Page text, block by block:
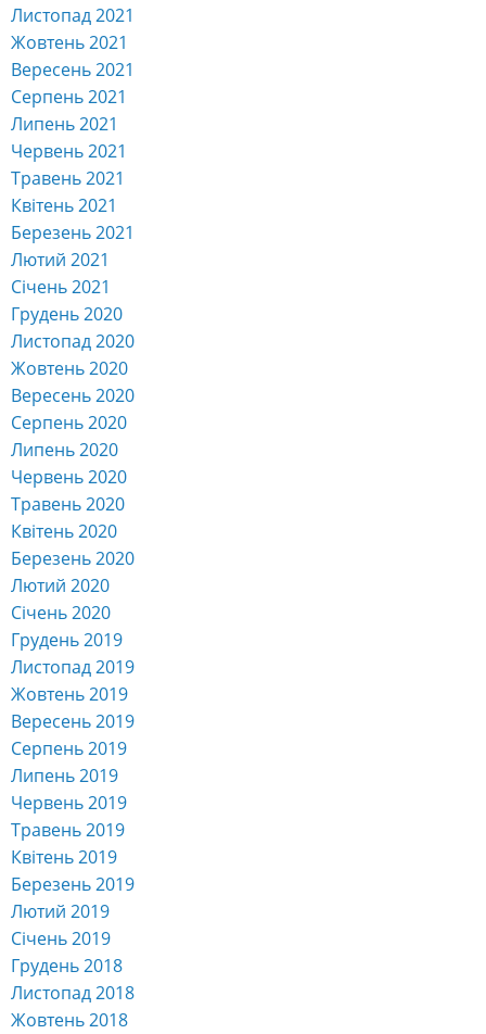
Листопад 2021
Жовтень 2021
Вересень 2021
Серпень 2021
Липень 2021
Червень 2021
Травень 2021
Квітень 2021
Березень 2021
Лютий 2021
Січень 2021
Грудень 2020
Листопад 2020
Жовтень 2020
Вересень 2020
Серпень 2020
Липень 2020
Червень 2020
Травень 2020
Квітень 2020
Березень 2020
Лютий 2020
Січень 2020
Грудень 2019
Листопад 2019
Жовтень 2019
Вересень 2019
Серпень 2019
Липень 2019
Червень 2019
Травень 2019
Квітень 2019
Березень 2019
Лютий 2019
Січень 2019
Грудень 2018
Листопад 2018
Жовтень 2018